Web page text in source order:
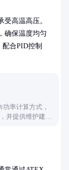
高温高压。
确保温度均匀
合PID控制
率计算方式，
并提供维护建